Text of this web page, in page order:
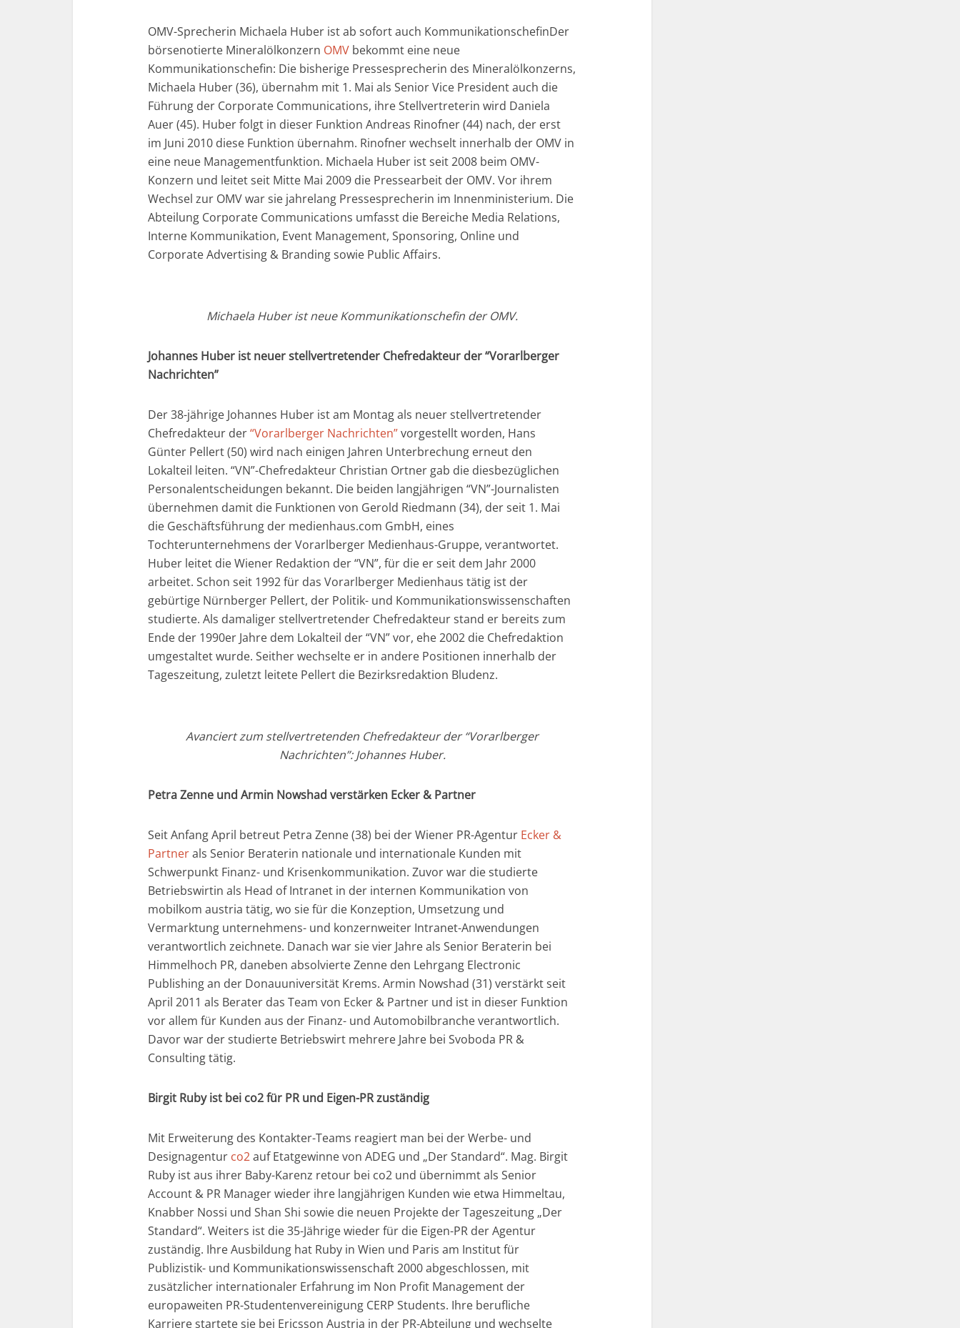
OMV-Sprecherin Michaela Huber ist ab sofort auch KommunikationschefinDer
börsenotierte Mineralölkonzern OMV bekommt eine neue
Kommunikationschefin: Die bisherige Pressesprecherin des Mineralölkonzerns,
Michaela Huber (36), übernahm mit 1. Mai als Senior Vice President auch die
Führung der Corporate Communications, ihre Stellvertreterin wird Daniela
Auer (45). Huber folgt in dieser Funktion Andreas Rinofner (44) nach, der erst
im Juni 2010 diese Funktion übernahm. Rinofner wechselt innerhalb der OMV in
eine neue Managementfunktion. Michaela Huber ist seit 2008 beim OMV-
Konzern und leitet seit Mitte Mai 2009 die Pressearbeit der OMV. Vor ihrem
Wechsel zur OMV war sie jahrelang Pressesprecherin im Innenministerium. Die
Abteilung Corporate Communications umfasst die Bereiche Media Relations,
Interne Kommunikation, Event Management, Sponsoring, Online und
Corporate Advertising & Branding sowie Public Affairs.
Michaela Huber ist neue Kommunikationschefin der OMV.
Johannes Huber ist neuer stellvertretender Chefredakteur der “Vorarlberger
Nachrichten”
Der 38-jährige Johannes Huber ist am Montag als neuer stellvertretender
Chefredakteur der“Vorarlberger Nachrichten”vorgestellt worden, Hans
Günter Pellert (50) wird nach einigen Jahren Unterbrechung erneut den
Lokalteil leiten. “VN”-Chefredakteur Christian Ortner gab die diesbezüglichen
Personalentscheidungen bekannt. Die beiden langjährigen “VN”-Journalisten
übernehmen damit die Funktionen von Gerold Riedmann (34), der seit 1. Mai
die Geschäftsführung der medienhaus.com GmbH, eines
Tochterunternehmens der Vorarlberger Medienhaus-Gruppe, verantwortet.
Huber leitet die Wiener Redaktion der “VN”, für die er seit dem Jahr 2000
arbeitet. Schon seit 1992 für das Vorarlberger Medienhaus tätig ist der
gebürtige Nürnberger Pellert, der Politik- und Kommunikationswissenschaften
studierte. Als damaliger stellvertretender Chefredakteur stand er bereits zum
Ende der 1990er Jahre dem Lokalteil der “VN” vor, ehe 2002 die Chefredaktion
umgestaltet wurde. Seither wechselte er in andere Positionen innerhalb der
Tageszeitung, zuletzt leitete Pellert die Bezirksredaktion Bludenz.
Avanciert zum stellvertretenden Chefredakteur der “Vorarlberger
Nachrichten”: Johannes Huber.
Petra Zenne und Armin Nowshad verstärken Ecker & Partner
Seit Anfang April betreut Petra Zenne (38) bei der Wiener PR-Agentur Ecker &
Partnerals Senior Beraterin nationale und internationale Kunden mit
Schwerpunkt Finanz- und Krisenkommunikation. Zuvor war die studierte
Betriebswirtin als Head of Intranet in der internen Kommunikation von
mobilkom austria tätig, wo sie für die Konzeption, Umsetzung und
Vermarktung unternehmens- und konzernweiter Intranet-Anwendungen
verantwortlich zeichnete. Danach war sie vier Jahre als Senior Beraterin bei
Himmelhoch PR, daneben absolvierte Zenne den Lehrgang Electronic
Publishing an der Donauuniversität Krems. Armin Nowshad (31) verstärkt seit
April 2011 als Berater das Team von Ecker & Partner und ist in dieser Funktion
vor allem für Kunden aus der Finanz- und Automobilbranche verantwortlich.
Davor war der studierte Betriebswirt mehrere Jahre bei Svoboda PR &
Consulting tätig.
Birgit Ruby ist bei co2 für PR und Eigen-PR zuständig
Mit Erweiterung des Kontakter-Teams reagiert man bei der Werbe- und
Designagentur co2auf Etatgewinne von ADEG und „Der Standard“. Mag. Birgit
Ruby ist aus ihrer Baby-Karenz retour bei co2 und übernimmt als Senior
Account & PR Manager wieder ihre langjährigen Kunden wie etwa Himmeltau,
Knabber Nossi und Shan Shi sowie die neuen Projekte der Tageszeitung „Der
Standard“. Weiters ist die 35-Jährige wieder für die Eigen-PR der Agentur
zuständig. Ihre Ausbildung hat Ruby in Wien und Paris am Institut für
Publizistik- und Kommunikationswissenschaft 2000 abgeschlossen, mit
zusätzlicher internationaler Erfahrung im Non Profit Management der
europaweiten PR-Studentenvereinigung CERP Students. Ihre berufliche
Karriere startete sie bei Ericsson Austria in der PR-Abteilung und wechselte